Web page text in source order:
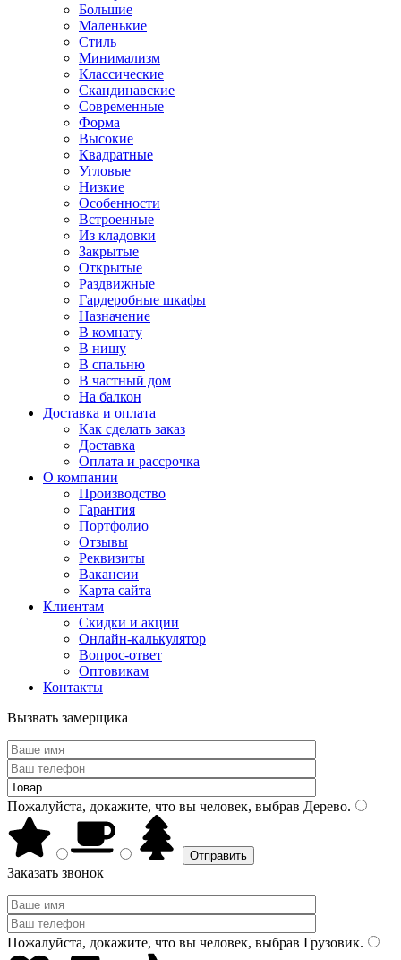
Большие
Маленькие
Стиль
Минимализм
Классические
Скандинавские
Современные
Форма
Высокие
Квадратные
Угловые
Низкие
Особенности
Встроенные
Из кладовки
Закрытые
Открытые
Раздвижные
Гардеробные шкафы
Назначение
В комнату
В нишу
В спальню
В частный дом
На балкон
Доставка и оплата
Как сделать заказ
Доставка
Оплата и рассрочка
О компании
Производство
Гарантия
Портфолио
Отзывы
Реквизиты
Вакансии
Карта сайта
Клиентам
Скидки и акции
Онлайн-калькулятор
Вопрос-ответ
Оптовикам
Контакты
Вызвать замерщика
Пожалуйста, докажите, что вы человек, выбрав Дерево.
Заказать звонок
Пожалуйста, докажите, что вы человек, выбрав Грузовик.